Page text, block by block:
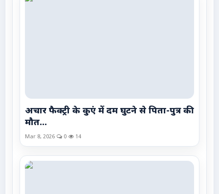
अचार फैक्ट्री के कुएं में दम घुटने से पिता-पुत्र की
मौत...
Mar 8, 2026 0 14